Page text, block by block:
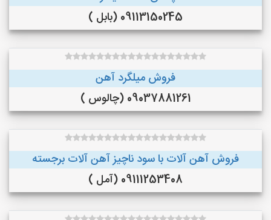
09113150245 (بابل )
فروش میلگرد آهن
09037881261 (چالوس )
فروش آهن آلات با سود ناچیز آهن آلات برجسته
09111253408 (آمل )